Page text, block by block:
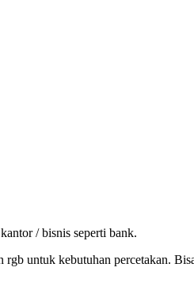
/ bisnis seperti bank.
untuk kebutuhan percetakan.